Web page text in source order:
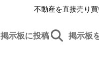
不動産を直接売り
掲示板に投稿 掲示板